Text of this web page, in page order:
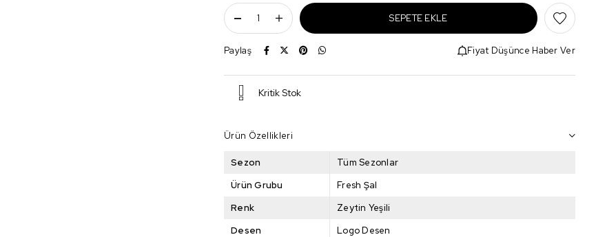
Paylaş Fiyat Düşünce Haber Ver
Kritik Stok
Ürün Özellikleri
Sezon
Tüm Sezonlar
Ürün Grubu
Fresh Şal
Renk
Zeytin Yeşili
Desen
Logo Desen